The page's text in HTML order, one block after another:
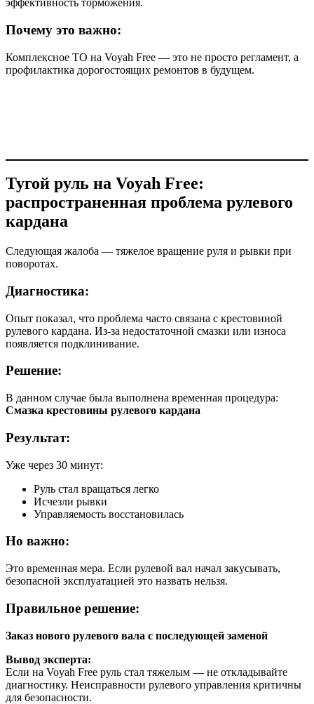
эффективность торможения.
Почему это важно:
Комплексное ТО на Voyah Free — это не просто регламент, а
профилактика дорогостоящих ремонтов в будущем.
Тугой руль на Voyah Free:
распространенная проблема рулевого
кардана
Следующая жалоба — тяжелое вращение руля и рывки при
поворотах.
Диагностика:
Опыт показал, что проблема часто связана с крестовиной
рулевого кардана. Из-за недостаточной смазки или износа
появляется подклинивание.
Решение:
В данном случае была выполнена временная процедура:
Смазка крестовины рулевого кардана
Результат:
Уже через 30 минут:
Руль стал вращаться легко
Исчезли рывки
Управляемость восстановилась
Но важно:
Это временная мера. Если рулевой вал начал закусывать,
безопасной эксплуатацией это назвать нельзя.
Правильное решение:
Заказ нового рулевого вала с последующей заменой
Вывод эксперта:
Если на Voyah Free руль стал тяжелым — не откладывайте
диагностику. Неисправности рулевого управления критичны
для безопасности.